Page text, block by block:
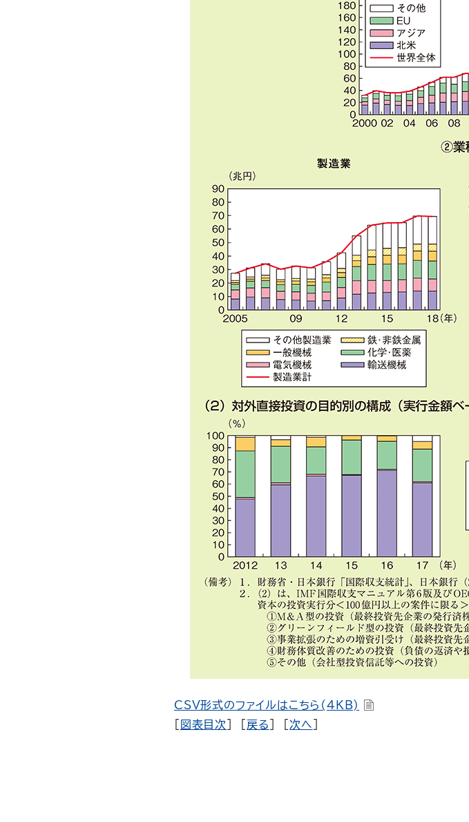
CSV形式のファイルはこちら(4KB)
図表目次 戻る ] [次へ